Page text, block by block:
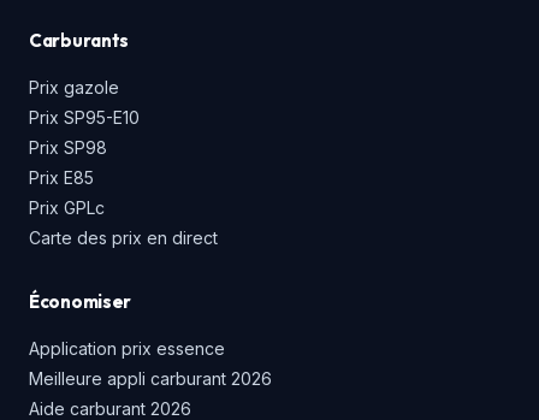
Carburants
Prix gazole
Prix SP95-E10
Prix SP98
Prix E85
Prix GPLc
Carte des prix en direct
Économiser
Application prix essence
Meilleure appli carburant 2026
Aide carburant 2026